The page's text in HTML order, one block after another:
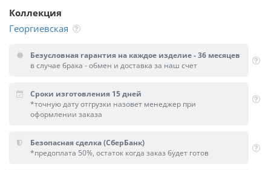
Коллекция
Георгиевская
Безусловная гарантия на каждое изделие - 36 месяцев
в случае брака - обмен и доставка за наш счет
Сроки изготовления 15 дней
*точную дату отгрузки назовет менеджер при
оформлении заказа
Безопасная сделка (СберБанк)
*предоплата 50%, остаток когда заказ будет готов